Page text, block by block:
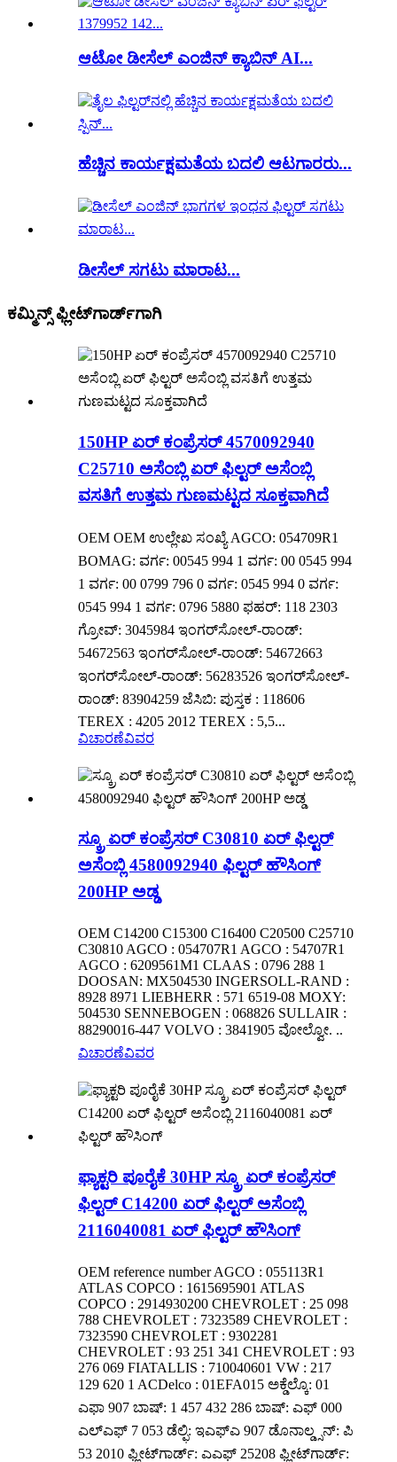
ಆಟೋ ಡೀಸೆಲ್ ಎಂಜಿನ್ ಕ್ಯಾಬಿನ್ AI...
ಹೆಚ್ಚಿನ ಕಾರ್ಯಕ್ಷಮತೆಯ ಬದಲಿ ಆಟಗಾರರು...
ಡೀಸೆಲ್ ಸಗಟು ಮಾರಾಟ...
ಕಮ್ಮಿನ್ಸ್ ಫ್ಲೀಟ್‌ಗಾರ್ಡ್‌ಗಾಗಿ
150HP ಏರ್ ಕಂಪ್ರೆಸರ್ 4570092940
C25710 ಅಸೆಂಬ್ಲಿ ಏರ್ ಫಿಲ್ಟರ್ ಅಸೆಂಬ್ಲಿ
ವಸತಿಗೆ ಉತ್ತಮ ಗುಣಮಟ್ಟದ ಸೂಕ್ತವಾಗಿದೆ
OEM OEM ಉಲ್ಲೇಖ ಸಂಖ್ಯೆ AGCO: 054709R1
BOMAG: ವರ್ಗ: 00545 994 1 ವರ್ಗ: 00 0545 994
1 ವರ್ಗ: 00 0799 796 0 ವರ್ಗ: 0545 994 0 ವರ್ಗ:
0545 994 1 ವರ್ಗ: 0796 5880 ಫಹರ್: 118 2303
ಗ್ರೋವ್: 3045984 ಇಂಗರ್‌ಸೋಲ್-ರಾಂಡ್:
54672563 ಇಂಗರ್‌ಸೋಲ್-ರಾಂಡ್: 54672663
ಇಂಗರ್‌ಸೋಲ್-ರಾಂಡ್: 56283526 ಇಂಗರ್‌ಸೋಲ್-
ರಾಂಡ್: 83904259 ಜೆಸಿಬಿ: ಪುಸ್ತಕ : 118606
TEREX : 4205 2012 TEREX : 5,5...
ವಿಚಾರಣೆವಿವರ
ಸ್ಕ್ರೂ ಏರ್ ಕಂಪ್ರೆಸರ್ C30810 ಏರ್ ಫಿಲ್ಟರ್
ಅಸೆಂಬ್ಲಿ 4580092940 ಫಿಲ್ಟರ್ ಹೌಸಿಂಗ್
200HP ಅಡ್ಡ
OEM C14200 C15300 C16400 C20500 C25710
C30810 AGCO : 054707R1 AGCO : 54707R1
AGCO : 6209561M1 CLAAS : 0796 288 1
DOOSAN: MX504530 INGERSOLL-RAND :
8928 8971 LIEBHERR : 571 6519-08 MOXY:
504530 SENNEBOGEN : 068826 SULLAIR :
88290016-447 VOLVO : 3841905 ವೋಲ್ವೋ. ..
ವಿಚಾರಣೆವಿವರ
ಫ್ಯಾಕ್ಟರಿ ಪೂರೈಕೆ 30HP ಸ್ಕ್ರೂ ಏರ್ ಕಂಪ್ರೆಸರ್
ಫಿಲ್ಟರ್ C14200 ಏರ್ ಫಿಲ್ಟರ್ ಅಸೆಂಬ್ಲಿ
2116040081 ಏರ್ ಫಿಲ್ಟರ್ ಹೌಸಿಂಗ್
OEM reference number AGCO : 055113R1
ATLAS COPCO : 1615695901 ATLAS
COPCO : 2914930200 CHEVROLET : 25 098
788 CHEVROLET : 7323589 CHEVROLET :
7323590 CHEVROLET : 9302281
CHEVROLET : 93 251 341 CHEVROLET : 93
276 069 FIATALLIS : 710040601 VW : 217
129 620 1 ACDelco : 01EFA015 ಅಕ್ಡೆಲ್ಕೊ: 01
ಎಫಾ 907 ಬಾಷ್: 1 457 432 286 ಬಾಷ್: ಎಫ್ 000
ಎಲ್ಎಫ್ 7 053 ಡೆಲ್ಫಿ: ಇಎಫ್‌ಎ 907 ಡೊನಾಲ್ಡ್ಸನ್: ಪಿ
53 2010 ಫ್ಲೀಟ್‌ಗಾರ್ಡ್: ಎಎಫ್ 25208 ಫ್ಲೀಟ್‌ಗಾರ್ಡ್: